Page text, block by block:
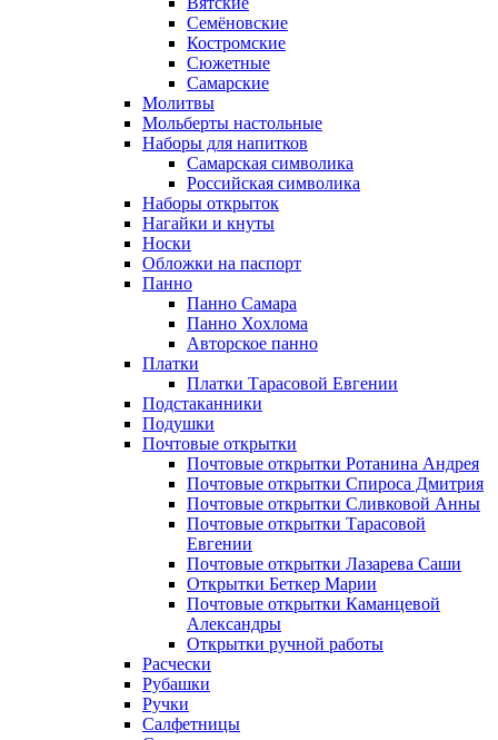
Семёновские
Костромские
Сюжетные
Самарские
Молитвы
Мольберты настольные
Наборы для напитков
Самарская символика
Российская символика
Наборы открыток
Нагайки и кнуты
Носки
Обложки на паспорт
Панно
Панно Самара
Панно Хохлома
Авторское панно
Платки
Платки Тарасовой Евгении
Подстаканники
Подушки
Почтовые открытки
Почтовые открытки Ротанина Андрея
Почтовые открытки Спироса Дмитрия
Почтовые открытки Сливковой Анны
Почтовые открытки Тарасовой
Евгении
Почтовые открытки Лазарева Саши
Открытки Беткер Марии
Почтовые открытки Каманцевой
Александры
Открытки ручной работы
Расчески
Рубашки
Ручки
Салфетницы